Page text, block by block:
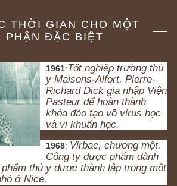
THỜI GIAN CHO MỘT
PHẬN ĐẶC BIỆT
1961:Tốt nghiệp trường thú
y Maisons-Alfort, Pierre-
Richard Dick gia nhập Viện
Pasteur để hoàn thành
khóa đào tạo về virus học
và vi khuẩn học.
1968: Virbac, chương một.
Công ty dược phẩm dành
thú y được thành lập trong một
ở Nice.